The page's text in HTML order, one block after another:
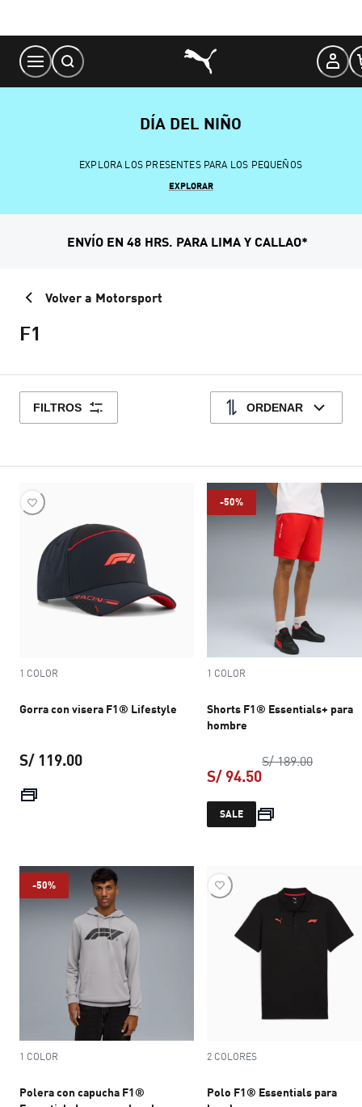
Content
DÍA DEL NIÑO
EXPLORA LOS PRESENTES PARA LOS PEQUEÑOS
EXPLORAR
ENVÍO EN 48 HRS. PARA LIMA Y CALLAO*
Volver a Motorsport
F1
FILTROS ORDENAR
1 COLOR
Gorra con visera F1® Lifestyle
S/ 119.00
-50%
1 COLOR
Shorts F1® Essentials+ para
hombre
S/ 189.00precio
S/ 94.50
precio actual S/
SALE
-50%
1 COLOR
Polera con capucha F1®
2 COLORES
Polo F1® Essentials para